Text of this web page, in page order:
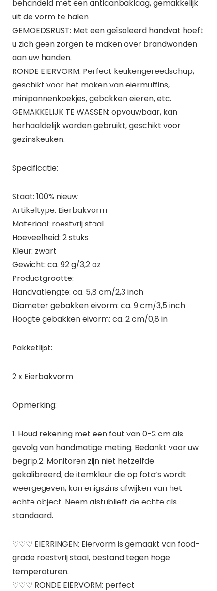
behandeld met een antiaanbaklaag, gemakkelijk
uit de vorm te halen
GEMOEDSRUST: Met een geïsoleerd handvat hoeft
u zich geen zorgen te maken over brandwonden
aan uw handen.
RONDE EIERVORM: Perfect keukengereedschap,
geschikt voor het maken van eiermuffins,
minipannenkoekjes, gebakken eieren, etc.
GEMAKKELIJK TE WASSEN: opvouwbaar, kan
herhaaldelijk worden gebruikt, geschikt voor
gezinskeuken.
Specificatie:
Staat: 100% nieuw
Artikeltype: Eierbakvorm
Materiaal: roestvrij staal
Hoeveelheid: 2 stuks
Kleur: zwart
Gewicht: ca. 92 g/3,2 oz
Productgrootte:
Handvatlengte: ca. 5,8 cm/2,3 inch
Diameter gebakken eivorm: ca. 9 cm/3,5 inch
Hoogte gebakken eivorm: ca. 2 cm/0,8 in
Pakketlijst:
2 x Eierbakvorm
Opmerking:
1. Houd rekening met een fout van 0-2 cm als
gevolg van handmatige meting. Bedankt voor uw
begrip.2. Monitoren zijn niet hetzelfde
gekalibreerd, de itemkleur die op foto’s wordt
weergegeven, kan enigszins afwijken van het
echte object. Neem alstublieft de echte als
standaard.
♡♡♡ EIERRINGEN: Eiervorm is gemaakt van food-
grade roestvrij staal, bestand tegen hoge
temperaturen.
♡♡♡ RONDE EIERVORM: perfect